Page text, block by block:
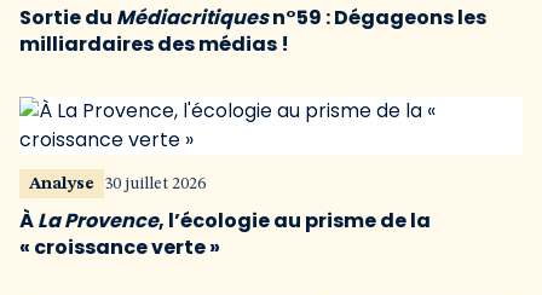
Sortie du Médiacritiquesn°59 : Dégageons les
milliardaires des médias !
Analyse 30 juillet 2026
ÀLa Provence, l’écologie au prisme de la
« croissance verte »